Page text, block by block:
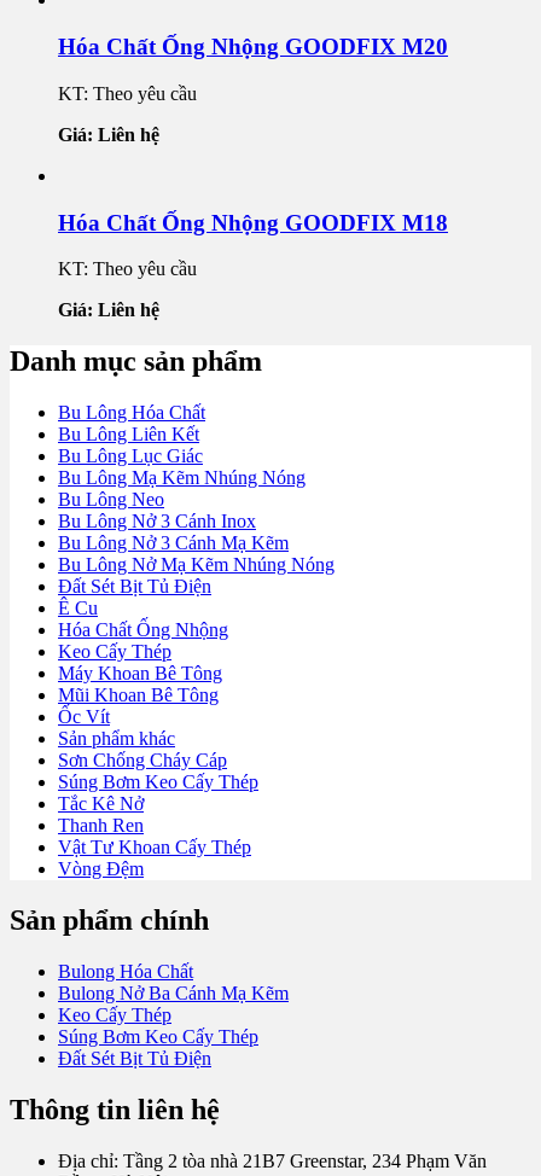
Hóa Chất Ống Nhộng GOODFIX M20
KT: Theo yêu cầu
Giá: Liên hệ
Hóa Chất Ống Nhộng GOODFIX M18
KT: Theo yêu cầu
Giá: Liên hệ
Danh mục sản phẩm
Bu Lông Hóa Chất
Bu Lông Liên Kết
Bu Lông Lục Giác
Bu Lông Mạ Kẽm Nhúng Nóng
Bu Lông Neo
Bu Lông Nở 3 Cánh Inox
Bu Lông Nở 3 Cánh Mạ Kẽm
Bu Lông Nở Mạ Kẽm Nhúng Nóng
Đất Sét Bịt Tủ Điện
Ê Cu
Hóa Chất Ống Nhộng
Keo Cấy Thép
Máy Khoan Bê Tông
Mũi Khoan Bê Tông
Ốc Vít
Sản phẩm khác
Sơn Chống Cháy Cáp
Súng Bơm Keo Cấy Thép
Tắc Kê Nở
Thanh Ren
Vật Tư Khoan Cấy Thép
Vòng Đệm
Sản phẩm chính
Bulong Hóa Chất
Bulong Nở Ba Cánh Mạ Kẽm
Keo Cấy Thép
Súng Bơm Keo Cấy Thép
Đất Sét Bịt Tủ Điện
Thông tin liên hệ
Địa chỉ: Tầng 2 tòa nhà 21B7 Greenstar, 234 Phạm Văn